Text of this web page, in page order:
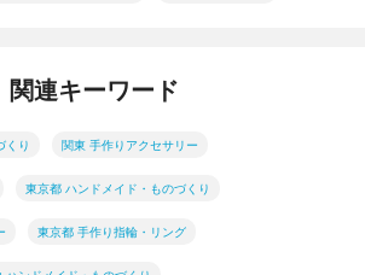
関連キーワード
くり 関東 手作りアクセサリー
東京都 ハンドメイド・ものづくり
東京都 手作り指輪・リング